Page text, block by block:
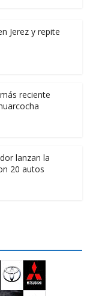
Jerez y repite
reciente
lanzan la
20 autos